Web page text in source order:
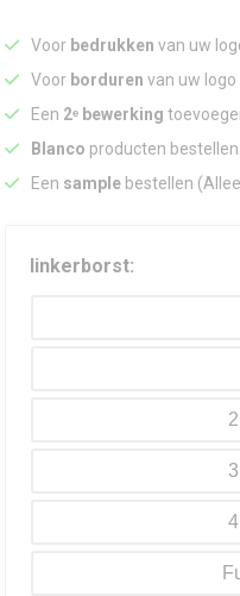
Voor bedrukken van uw
Voor borduren van uw
Een 2ᵉ bewerking
Blanco producten
Een samplebestellen
linkerborst:
2
3
4